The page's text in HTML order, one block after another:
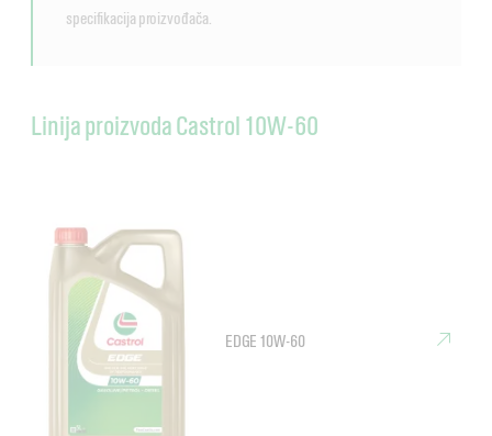
specifikacija proizvođača.
Linija proizvoda Castrol 10W-60
EDGE 10W-60